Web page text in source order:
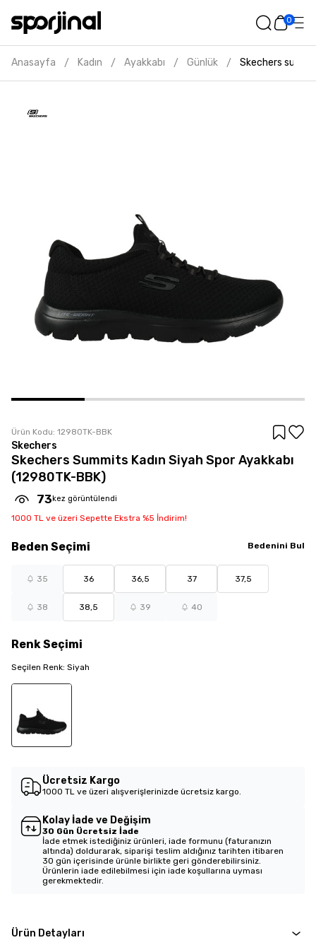
0
Anasayfa / Kadın / Ayakkabı / Günlük / Skechers
Ürün Kodu: 12980TK-BBK
Skechers
Skechers Summits Kadın Siyah Spor Ayakkabı
(12980TK-BBK)
73 kez görüntülendi
1000 TL ve üzeri Sepette Ekstra %5 İndirim!
RenkSeçimi
Seçilen Renk: Siyah
Beden Seçimi Bedenini Bul
35 36 36,5 37 37,5
38 38,5 39 40
Ücretsiz Kargo
1000 TL ve üzeri alışverişlerinizde ücretsiz kargo.
Kolay İade ve Değişim
30 Gün Ücretsiz İade
İade etmek istediğiniz ürünleri, iade formunu (faturanızın
altında) doldurarak, siparişi teslim aldığınız tarihten itibaren
30 gün içerisinde ürünle birlikte geri gönderebilirsiniz.
Ürünlerin iade edilebilmesi için iade koşullarına uyması
gerekmektedir.
Ürün Detayları